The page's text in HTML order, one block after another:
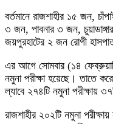
বর্তমানে রাজশাহীর ১৫ জন,
৩ জন, পাবনার ৩ জন,
জয়পুরহাটের ২ জন রোগী
এর আগে সোমবার (১৪
নমুনা পরীক্ষা হয়েছে। তাতে
ল্যাবে ২৭৪টি নমুনা পরীক্ষায়
রাজশাহীর ২০২টি নমুনা